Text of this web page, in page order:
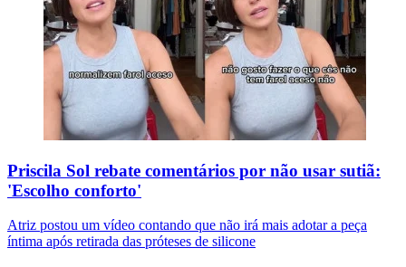
Priscila Sol rebate comentários por não usar sutiã:
'Escolho conforto'
Atriz postou um vídeo contando que não irá mais adotar a peça
íntima após retirada das próteses de silicone